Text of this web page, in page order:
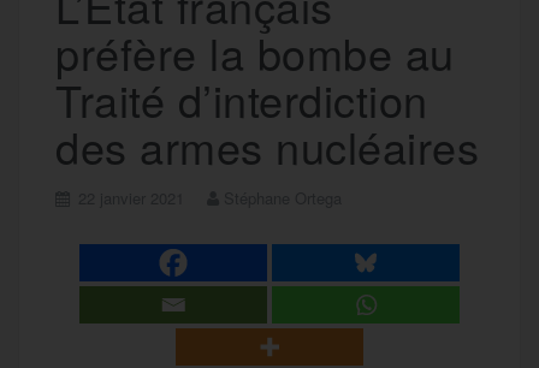
préfère la bombe au
Traité d’interdiction
des armes nucléaires